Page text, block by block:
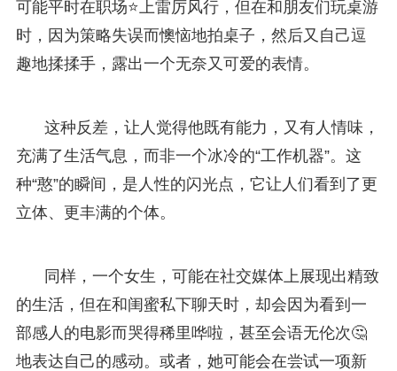
可能平时在职场⭐上雷厉风行，但在和朋友们玩桌游
时，因为策略失误而懊恼地拍桌子，然后又自己逗
趣地揉揉手，露出一个无奈又可爱的表情。
这种反差，让人觉得他既有能力，又有人情味，
充满了生活气息，而非一个冰冷的“工作机器”。这
种“憨”的瞬间，是人性的闪光点，它让人们看到了更
立体、更丰满的个体。
同样，一个女生，可能在社交媒体上展现出精致
的生活，但在和闺蜜私下聊天时，却会因为看到一
部感人的电影而哭得稀里哗啦，甚至会语无伦次🤔
地表达自己的感动。或者，她可能会在尝试一项新